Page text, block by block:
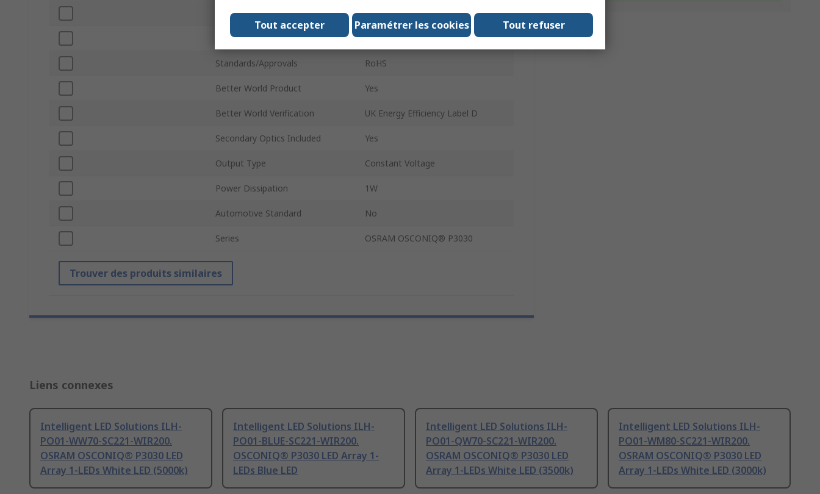
Onboard Driver Yes
LED Voltage 3.2V
Standards/Approvals RoHS
Better World Product Yes
Better World Verification UK Energy Efficiency Label D
Secondary Optics Included Yes
Output Type Constant Voltage
Power Dissipation 1W
Automotive Standard No
Series OSRAM OSCONIQ® P3030
Trouver des produits similaires
Liens connexes
Intelligent LED Solutions ILH-
PO01-WW70-SC221-WIR200.
OSRAM OSCONIQ® P3030 LED
Array 1-LEDs White LED (5000k)
Intelligent LED Solutions ILH-
PO01-BLUE-SC221-WIR200.
OSCONIQ® P3030 LED Array 1-
LEDs Blue LED
Intelligent LED Solutions ILH-
PO01-QW70-SC221-WIR200.
OSRAM OSCONIQ® P3030 LED
Array 1-LEDs White LED (3500k)
Intelligent LED Solutions ILH-
PO01-WM80-SC221-WIR200.
OSRAM OSCONIQ® P3030 LED
Array 1-LEDs White LED (3000k)
Tout accepter Paramétrer les cookies Tout refuser